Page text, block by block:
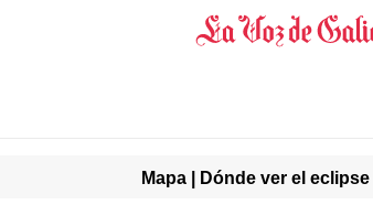
Mapa | Dónde ver el